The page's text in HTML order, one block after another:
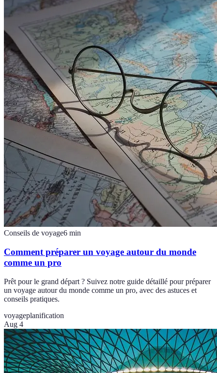
Conseils de voyage6 min
Comment préparer un voyage autour du monde
comme un pro
Prêt pour le grand départ ? Suivez notre guide détaillé pour préparer
un voyage autour du monde comme un pro, avec des astuces et
conseils pratiques.
voyageplanification
Aug 4